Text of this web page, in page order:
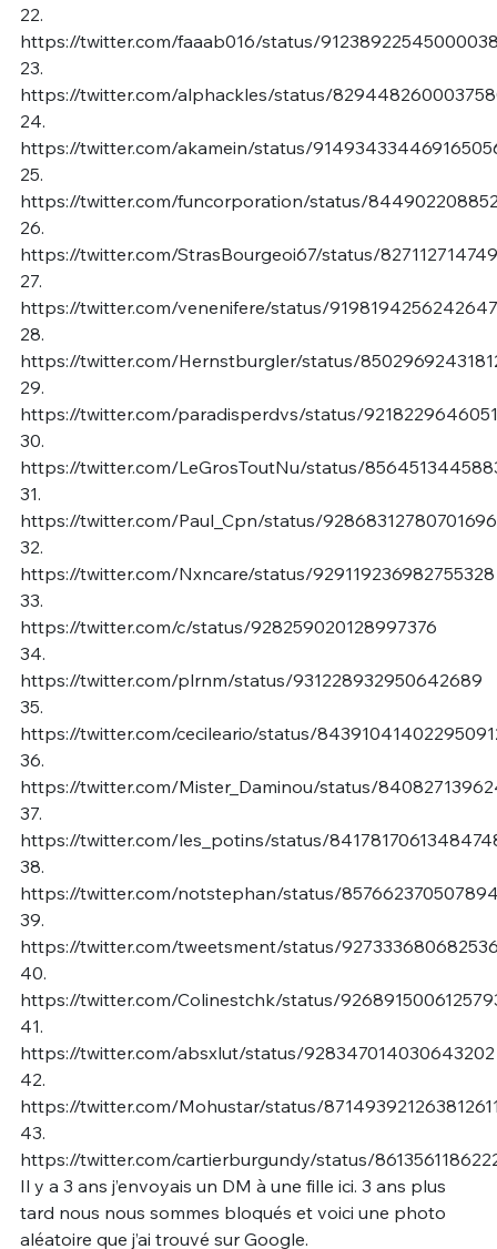
22.
https://twitter.com/faaab016/status/
23.
https://twitter.com/alphackles/status/
24.
https://twitter.com/akamein/status/
25.
https://twitter.com/funcorporation/status/
26.
https://twitter.com/StrasBourgeoi67/status/
27.
https://twitter.com/venenifere/status/
28.
https://twitter.com/Hernstburgler/status/
29.
https://twitter.com/paradisperdvs/status/
30.
https://twitter.com/LeGrosToutNu/status/
31.
https://twitter.com/Paul_Cpn/status/
32.
https://twitter.com/Nxncare/status/929119236982755328
33.
https://twitter.com/c/status/928259020128997376
34.
https://twitter.com/plrnm/status/931228932950642689
35.
https://twitter.com/cecileario/status/
36.
https://twitter.com/Mister_Daminou/status/
37.
https://twitter.com/les_potins/status/
38.
https://twitter.com/notstephan/status/
39.
https://twitter.com/tweetsment/status/
40.
https://twitter.com/Colinestchk/status/
41.
https://twitter.com/absxlut/status/928347014030643202
42.
https://twitter.com/Mohustar/status/
43.
https://twitter.com/cartierburgundy/status/
Il y a 3 ans j’envoyais un DM à une fille ici. 3 ans plus
tard nous nous sommes bloqués et voici une photo
aléatoire que j’ai trouvé sur Google.